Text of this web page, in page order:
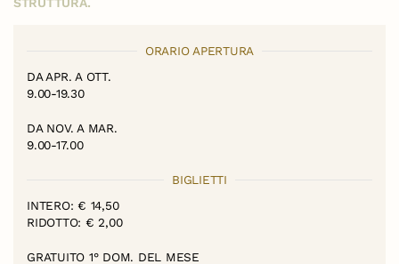
ORARIO APERTURA
DA APR. A OTT.
9.00-19.30
DA NOV. A MAR.
9.00-17.00
BIGLIETTI
INTERO: € 14,50
RIDOTTO: € 2,00
GRATUITO 1° DOM. DEL MESE